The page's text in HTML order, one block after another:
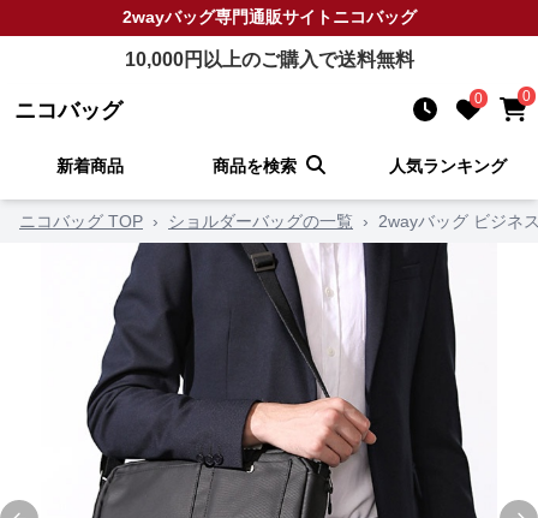
2wayバッグ専門通販サイトニコバッグ
10,000円以上のご購入で送料無料
ニコバッグ 0 0
新着商品 商品を検索 人気ランキング
ニコバッグ TOP › ショルダーバッグの一覧 › 2wayバッグ ビジネ